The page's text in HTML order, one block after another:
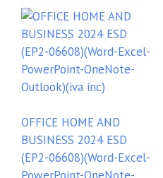
OFFICE HOME AND
BUSINESS 2024 ESD
(EP2-06608)(Word-Excel-